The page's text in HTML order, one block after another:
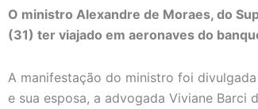
O ministro Alexandre de Moraes, do
(31) ter viajado em aeronaves do
A manifestação do ministro foi
e sua esposa, a advogada Viviane Barci